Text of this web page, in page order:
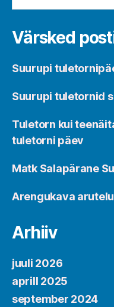
Värsked
Suurupi
Suurupi tuletornid
Tuletorn kui
tuletorni päev
Matk Salapärane
Arengukava
Arhiiv
juuli 2026
aprill 2025
september 2024